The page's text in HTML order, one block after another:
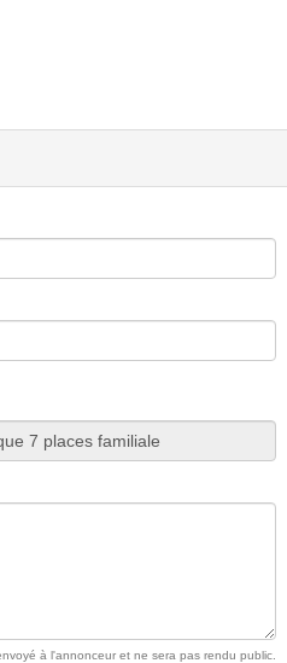
à l'annonceur et ne sera pas rendu public.